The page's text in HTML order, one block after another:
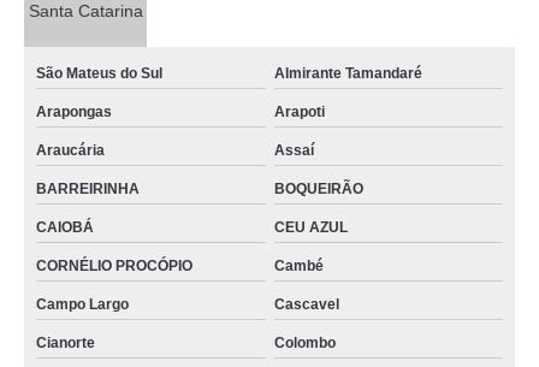
Santa Catarina
São Mateus do Sul Almirante Tamandaré
Arapongas Arapoti
Araucária Assaí
BARREIRINHA BOQUEIRÃO
CAIOBÁ CEU AZUL
CORNÉLIO PROCÓPIO Cambé
Campo Largo Cascavel
Cianorte Colombo